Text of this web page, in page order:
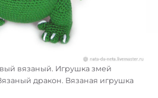
вязаный. Игрушка змей
дракон. Вязаная игрушка